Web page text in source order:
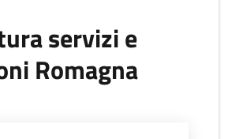
servizi e
Romagna